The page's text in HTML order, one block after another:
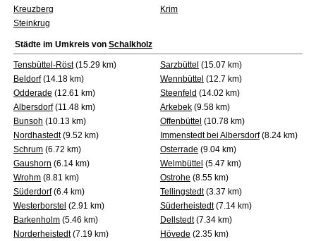
Kreuzberg
Krim
Steinkrug
Städte im Umkreis von Schalkholz
Tensbüttel-Röst(15.29 km) Sarzbüttel (15.07 km)
Beldorf(14.18 km) Wennbüttel (12.7 km)
Odderade (12.61 km) Steenfeld (14.02 km)
Albersdorf(11.48 km) Arkebek (9.58 km)
Bunsoh (10.13 km) Offenbüttel (10.78 km)
Nordhastedt(9.52 km) Immenstedt bei Albersdorf(8.24 km)
Schrum (6.72 km) Osterrade (9.04 km)
Gaushorn (6.14 km) Welmbüttel (5.47 km)
Wrohm (8.81 km) Ostrohe (8.55 km)
Süderdorf(6.4 km) Tellingstedt(3.37 km)
Westerborstel (2.91 km) Süderheistedt(7.14 km)
Barkenholm (5.46 km) Dellstedt(7.34 km)
Norderheistedt(7.19 km) Hövede (2.35 km)